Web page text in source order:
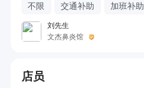
不限 交通补助 加班补助
刘先生
文杰鼻炎馆
店员